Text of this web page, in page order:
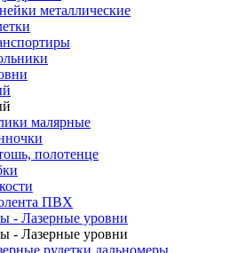
металлические
малярные
полотенце
ПВХ
- Лазерные уровни
- Лазерные уровни
рулетки дальномеры